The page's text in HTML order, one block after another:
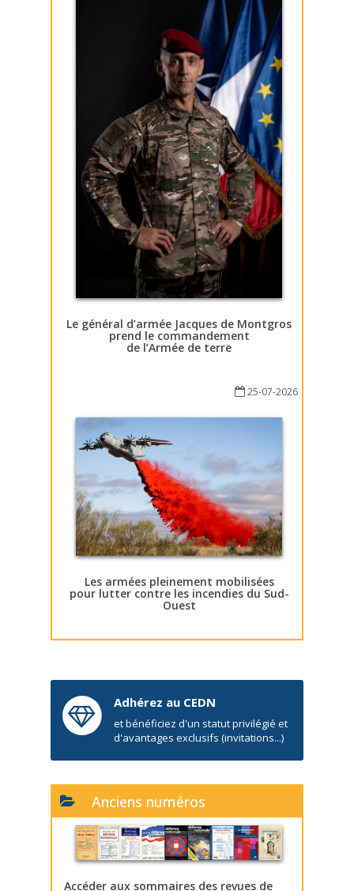
Le général d’armée Jacques de Montgros
prend le commandement
de l’Armée de terre
25-07-2026
Les armées pleinement mobilisées
pour lutter contre les incendies du Sud-
Ouest
Adhérez au CEDN
et bénéficiez d'un statut privilégié et
d'avantages exclusifs (invitations...)
Anciens numéros
Accéder aux sommaires des revues de